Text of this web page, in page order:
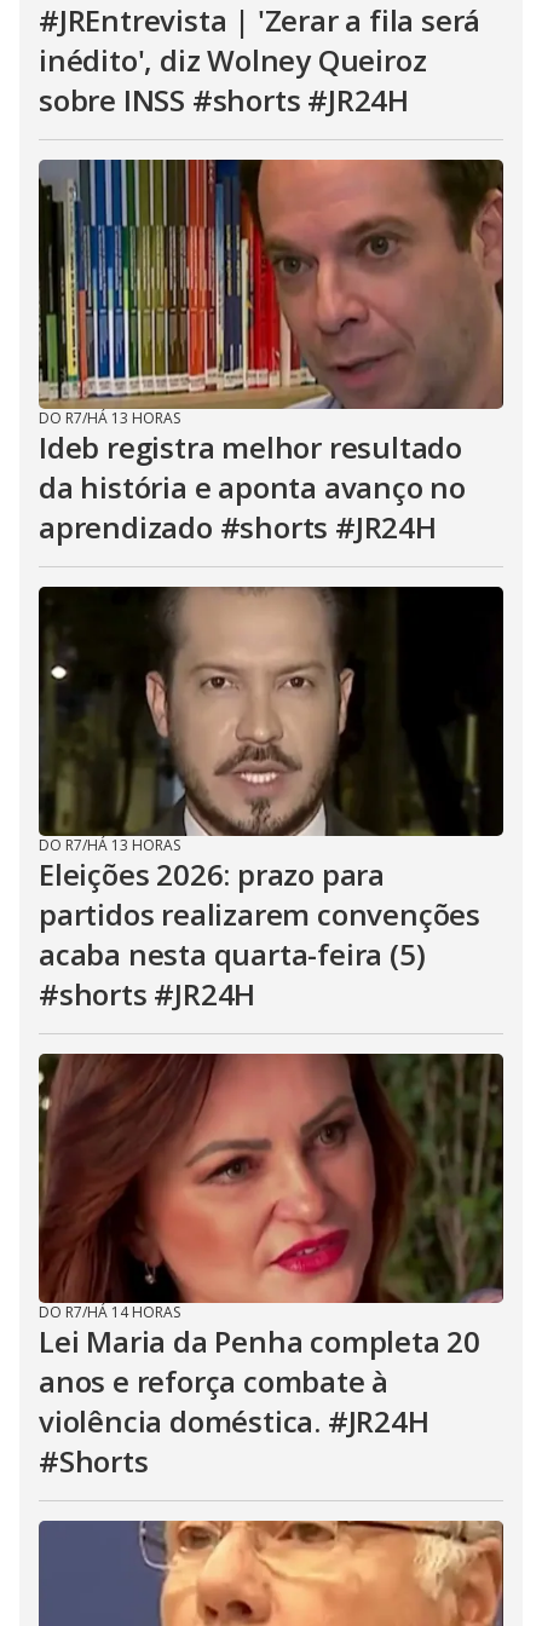
#JREntrevista | 'Zerar a fila será
inédito', diz Wolney Queiroz
sobre INSS #shorts #JR24H
DO R7/HÁ 13 HORAS
Ideb registra melhor resultado
da história e aponta avanço no
aprendizado #shorts #JR24H
DO R7/HÁ 13 HORAS
Eleições 2026: prazo para
partidos realizarem convenções
acaba nesta quarta-feira (5)
#shorts #JR24H
DO R7/HÁ 14 HORAS
Lei Maria da Penha completa 20
anos e reforça combate à
violência doméstica. #JR24H
#Shorts